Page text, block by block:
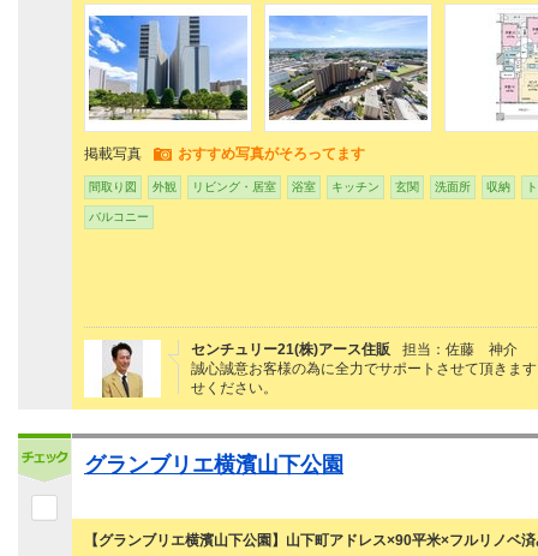
掲載写真 おすすめ写真がそろってます
間取り図 外観 リビング・居室 浴室 キッチン 玄関 洗面所 収納
バルコニー
センチュリー21(株)アース住販
担当：佐藤 神介
誠心誠意お客様の為に全力でサポートさせて頂きま
せください。
グランブリエ横濱山下公園
【グランブリエ横濱山下公園】山下町アドレス×90平米×フルリノベ